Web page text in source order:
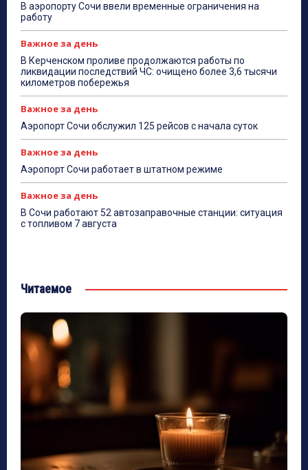
В аэропорту Сочи ввели временные ограничения на
работу
Важное за день
В Керченском проливе продолжаются работы по
ликвидации последствий ЧС: очищено более 3,6 тысячи
километров побережья
Важное за день
Аэропорт Сочи обслужил 125 рейсов с начала суток
Важное за день
Аэропорт Сочи работает в штатном режиме
Важное за день
В Сочи работают 52 автозаправочные станции: ситуация
с топливом 7 августа
Читаемое